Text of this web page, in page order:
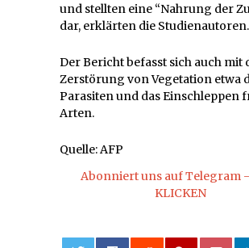
und stellten eine “Nahrung der
dar, erklärten die Studienautoren.
Der Bericht befasst sich auch mit
Zerstörung von Vegetation etwa
Parasiten und das Einschleppen
Arten.
Quelle: AFP
Abonniert uns auf Telegram
KLICKEN